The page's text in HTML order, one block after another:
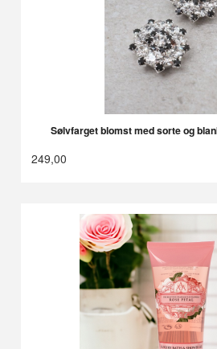
Sølvfarget blomst med sorte og
249,00